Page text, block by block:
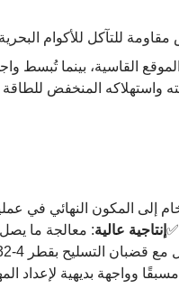
للتآكل للأكوام
القاسية، بينما تُبسط
واستهلاكه المنخفض
إلى المكون النهائي في
إنتاجية عالية
وواجهة بديهية لإعداد